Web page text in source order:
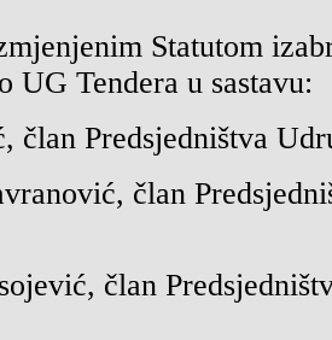
Statutom
UG Tendera u sastavu:
član Predsjedništva
član
član